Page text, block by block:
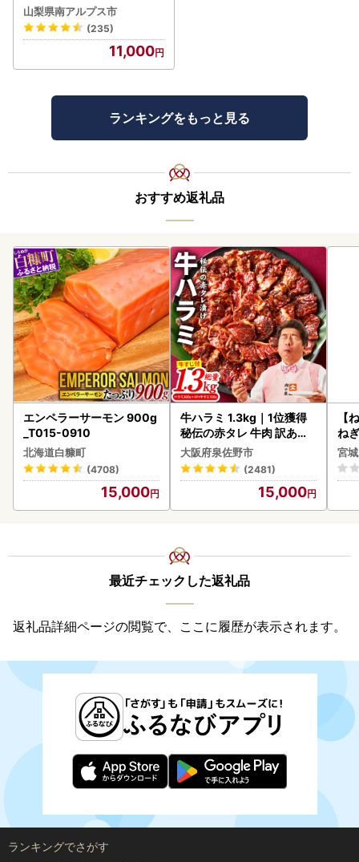
g ALPBI001 | 高糖度 おす
すめ 産地直送 新鮮 フレッ
シュ 高栄養素 南アルプス市
山梨県南アルプス市
(235)
11,000
ランキングをもっと見る
おすすめ返礼品
エンペラーサーモン 900g
_T015-0910
北海道白糠町
(4708)
15,000
牛ハラミ 1.3kg｜1位獲得
秘伝の赤タレ 牛肉 訳あり
焼肉 BBQ
大阪府泉佐野市
(2481)
15,000
【
ね
宮
最近チェックした返礼品
返礼品詳細ページの閲覧で、ここに履歴が表示されます。
ランキングでさがす